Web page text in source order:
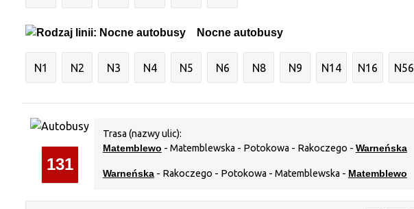
Nocne autobusy
N1 N2 N3 N4 N5 N6 N8 N9 N14 N16 N56
131
Trasa (nazwy ulic):
Matemblewo - Matemblewska - Potokowa - Rakoczego - Warneńska
Warneńska- Rakoczego - Potokowa - Matemblewska - Matemblewo